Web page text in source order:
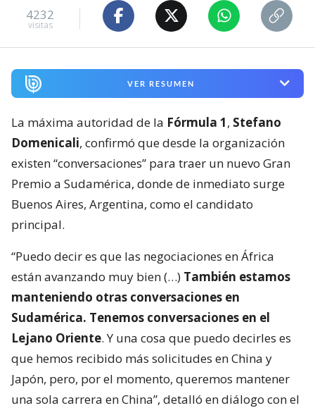
4232
visitas
VER RESUMEN
La máxima autoridad de la Fórmula 1, Stefano
Domenicali, confirmó que desde la organización
existen “conversaciones” para traer un nuevo Gran
Premio a Sudamérica, donde de inmediato surge
Buenos Aires, Argentina, como el candidato
principal.
“Puedo decir es que las negociaciones en África
están avanzando muy bien (…) También estamos
manteniendo otras conversaciones en
Sudamérica. Tenemos conversaciones en el
Lejano Oriente. Y una cosa que puedo decirles es
que hemos recibido más solicitudes en China y
Japón, pero, por el momento, queremos mantener
una sola carrera en China”, detalló en diálogo con el